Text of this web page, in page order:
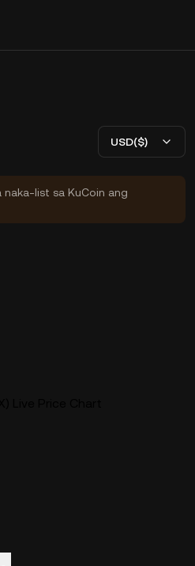
USD($)
naka-list sa KuCoin ang